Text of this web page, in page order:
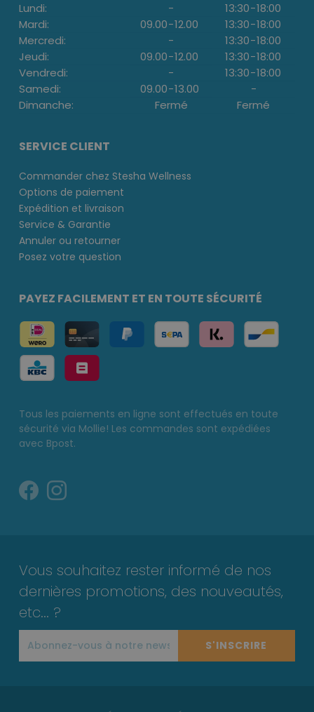
Lundi: - 13:30-18:00
Mardi:
09.00-12.00 13:30-18:00
Mercredi:
- 13:30-18:00
Jeudi:
09.00-12.00 13:30-18:00
Vendredi:
- 13:30-18:00
Samedi:
09.00-13.00
-
Dimanche:
Fermé Fermé
SERVICE CLIENT
Commander chez Stesha Wellness
Options de paiement
Expédition et livraison
Service & Garantie
Annuler ou retourner
Posez votre question
PAYEZ FACILEMENT ET EN TOUTE SÉCURITÉ
Tous les paiements en ligne sont effectués en toute
sécurité via Mollie! Les commandes sont expédiées
avec Bpost.
Vous souhaitez rester informé de nos
dernières promotions, des nouveautés,
etc... ?
S'INSCRIRE